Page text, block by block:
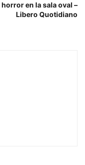
en la sala oval –
Libero Quotidiano